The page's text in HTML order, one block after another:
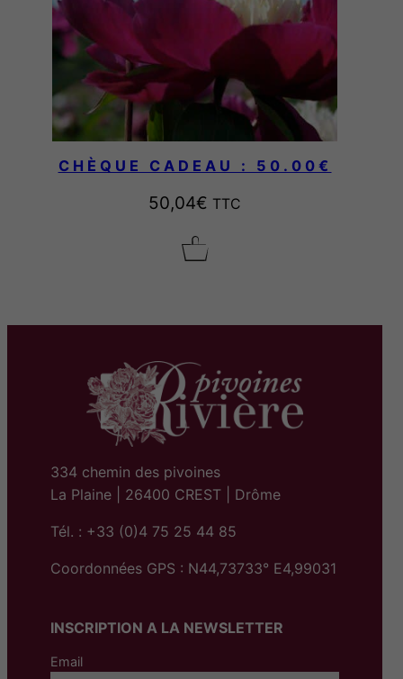
CHÈQUE CADEAU : 50.00€
50,04€ TTC
334 chemin des pivoines
La Plaine | 26400 CREST | Drôme
Tél. : +33 (0)4 75 25 44 85
Coordonnées GPS : N44,73733° E4,99031
INSCRIPTION A LA NEWSLETTER
Email